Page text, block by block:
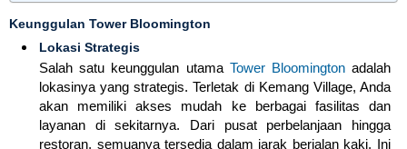
Keunggulan Tower Bloomington
Lokasi Strategis
Salah satu keunggulan utama Tower Bloomingtonadalah
lokasinya yang strategis. Terletak di Kemang Village, Anda
akan memiliki akses mudah ke berbagai fasilitas dan
layanan di sekitarnya. Dari pusat perbelanjaan hingga
restoran, semuanya tersedia dalam jarak berjalan kaki. Ini